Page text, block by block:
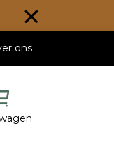
ons